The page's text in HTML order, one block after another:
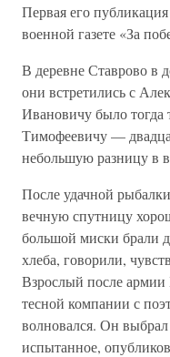
Первая его
военной газете «За
В деревне Ставрово в
они встретились с
Ивановичу было тогда
Тимофеевичу —
небольшую разницу в
После удачной
вечную спутницу
большой миски брали
хлеба, говорили,
Взрослый после армии
тесной компании с
волновался. Он
испытанное,